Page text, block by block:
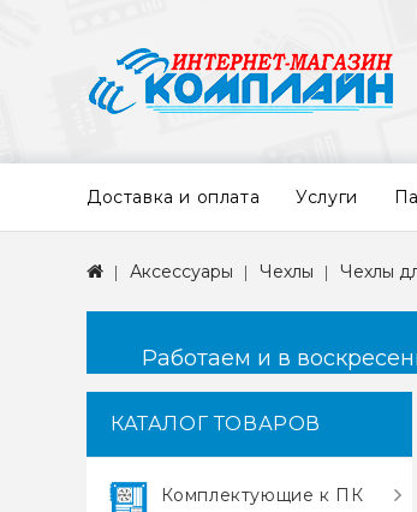
Доставка и оплата Услуги
Аксессуары Чехлы Чехлы
Работаем и в
КАТАЛОГ ТОВАРОВ
Комплектующие к ПК